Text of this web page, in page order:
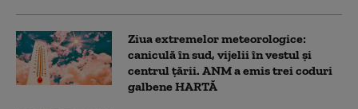
Ziua extremelor meteorologice:
caniculă în sud, vijelii în vestul și
centrul țării. ANM a emis trei coduri
galbene HARTĂ